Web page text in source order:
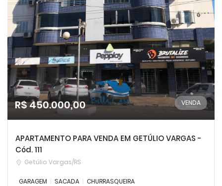
R$ 450.000,00 VENDA
APARTAMENTO PARA VENDA EM GETÚLIO VARGAS -
Cód. 111
Getúlio Vargas/RS
GARAGEM SACADA CHURRASQUEIRA